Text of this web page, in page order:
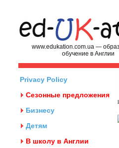
www.edukation.com.ua —
обучение в Англии
Privacy Policy
Сезонные предложения
Бизнесу
Детям
В школу в Англии